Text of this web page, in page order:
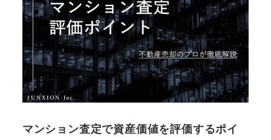
マンション査定で資産価値を評価するポイ